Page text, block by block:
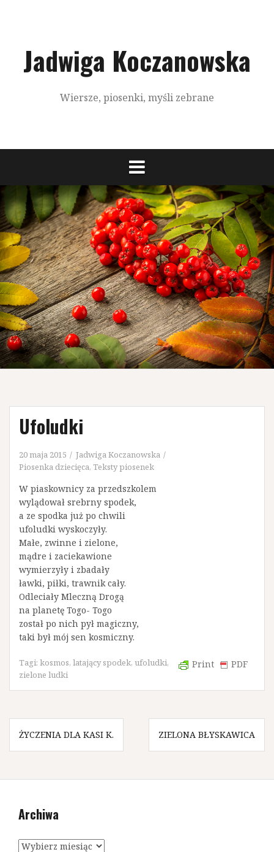
Jadwiga Koczanowska
Wiersze, piosenki, myśli zebrane
Ufoludki
20 maja 2015
Jadwiga Koczanowska
Piosenka dziecięca, Teksty piosenek
W piaskownicy za przedszkolem
wylądował srebrny spodek,
a ze spodka już po chwili
ufoludki wyskoczyły.
Małe, zwinne i zielone,
mądre i zaciekawione
wymierzyły i zbadały
ławki, piłki, trawnik cały.
Odleciały Mleczną Drogą
na planetę Togo- Togo
został po nich pył magiczny,
taki był mój sen kosmiczny.
Print PDF
Tagi: kosmos, latający spodek, ufoludki,
zielone ludki
N
w
g
ŻYCZENIA DLA KASI K. ZIELONA BŁYSKAWICA
Archiwa
A